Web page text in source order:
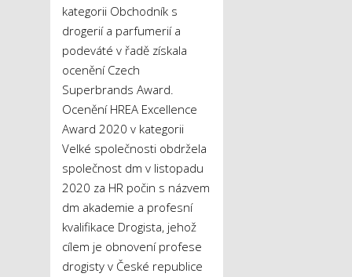
kategorii Obchodník s
drogerií a parfumerií a
podeváté v řadě získala
ocenění Czech
Superbrands Award.
Ocenění HREA Excellence
Award 2020 v kategorii
Velké společnosti obdržela
společnost dm v listopadu
2020 za HR počin s názvem
dm akademie a profesní
kvalifikace Drogista, jehož
cílem je obnovení profese
drogisty v České republice